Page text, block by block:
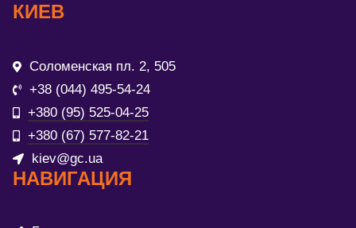
КИЕВ
Соломенская пл. 2, 505
+38 (044) 495-54-24
+380 (95) 525-04-25
+380 (67) 577-82-21
kiev@gc.ua
НАВИГАЦИЯ